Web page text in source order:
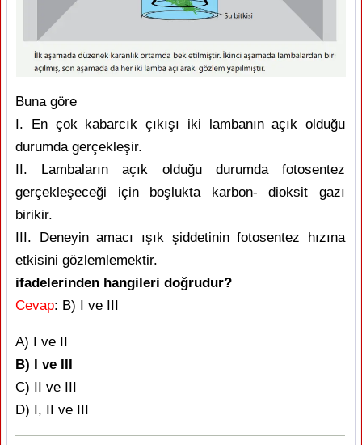
Buna göre
I. En çok kabarcık çıkışı iki lambanın açık olduğu
durumda gerçekleşir.
II. Lambaların açık olduğu durumda fotosentez
gerçekleşeceği için boşlukta karbon- dioksit gazı
birikir.
III. Deneyin amacı ışık şiddetinin fotosentez hızına
etkisini gözlemlemektir.
ifadelerinden hangileri doğrudur?
Cevap: B) I ve III
A) I ve II
B) I ve III
C) II ve III
D) I, II ve III